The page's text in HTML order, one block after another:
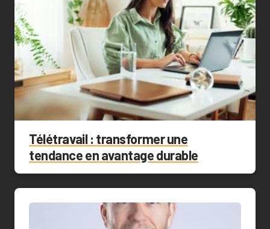
Télétravail : transformer une
tendance en avantage durable